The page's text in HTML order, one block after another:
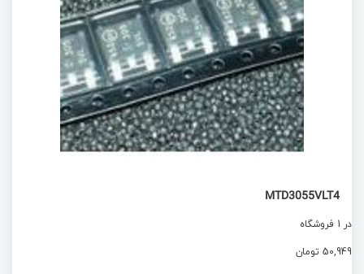
MTD3055VLT4
در 1 فروشگاه
50,949 تومان